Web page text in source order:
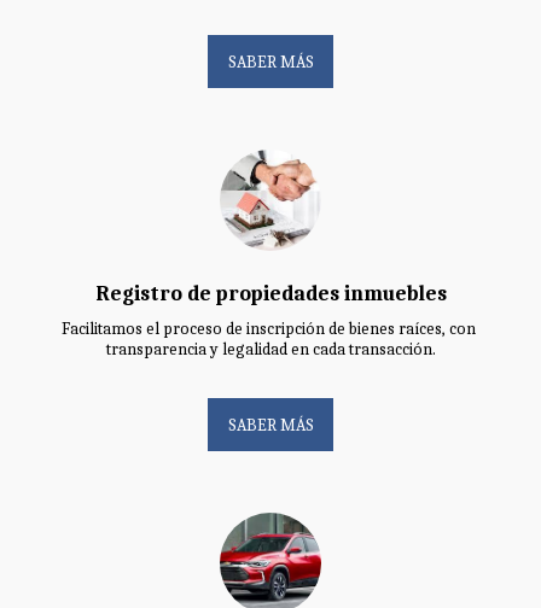
SABER MÁS
Registro de propiedades inmuebles
Facilitamos el proceso de inscripción de bienes raíces, con
transparencia y legalidad en cada transacción.
SABER MÁS